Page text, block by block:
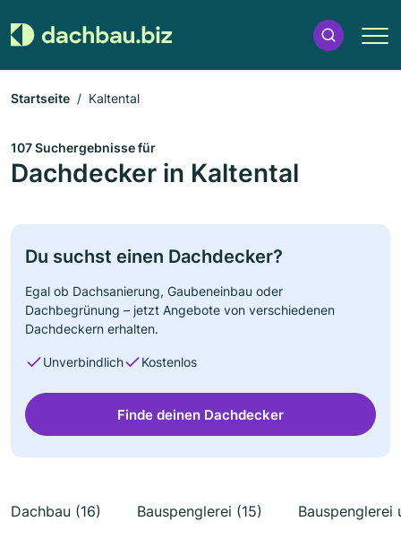
Startseite Kaltental
107 Suchergebnisse für
Dachdecker in Kaltental
Du suchst einen Dachdecker?
Egal ob Dachsanierung, Gaubeneinbau oder
Dachbegrünung – jetzt Angebote von verschiedenen
Dachdeckern erhalten.
Unverbindlich Kostenlos
Finde deinen Dachdecker
Dachbau (16) Bauspenglerei (15) Bauspenglerei